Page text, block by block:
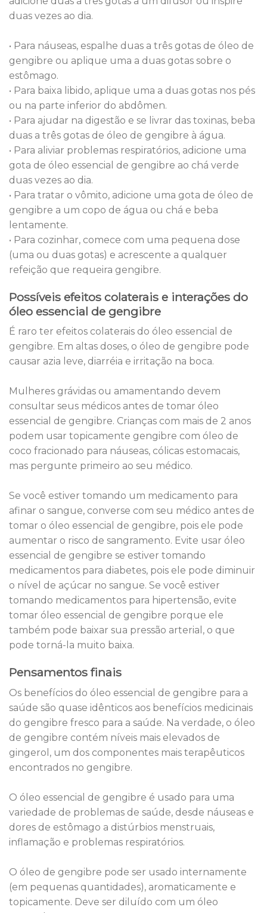
duas vezes ao dia.
• Para náuseas, espalhe duas a três gotas de óleo de
gengibre ou aplique uma a duas gotas sobre o
estômago.
• Para baixa libido, aplique uma a duas gotas nos pés
ou na parte inferior do abdômen.
• Para ajudar na digestão e se livrar das toxinas, beba
duas a três gotas de óleo de gengibre à água.
• Para aliviar problemas respiratórios, adicione uma
gota de óleo essencial de gengibre ao chá verde
duas vezes ao dia.
• Para tratar o vômito, adicione uma gota de óleo de
gengibre a um copo de água ou chá e beba
lentamente.
• Para cozinhar, comece com uma pequena dose
(uma ou duas gotas) e acrescente a qualquer
refeição que requeira gengibre.
Possíveis efeitos colaterais e interações do
óleo essencial de gengibre
É raro ter efeitos colaterais do óleo essencial de
gengibre. Em altas doses, o óleo de gengibre pode
causar azia leve, diarréia e irritação na boca.
Mulheres grávidas ou amamentando devem
consultar seus médicos antes de tomar óleo
essencial de gengibre. Crianças com mais de 2 anos
podem usar topicamente gengibre com óleo de
coco fracionado para náuseas, cólicas estomacais,
mas pergunte primeiro ao seu médico.
Se você estiver tomando um medicamento para
afinar o sangue, converse com seu médico antes de
tomar o óleo essencial de gengibre, pois ele pode
aumentar o risco de sangramento. Evite usar óleo
essencial de gengibre se estiver tomando
medicamentos para diabetes, pois ele pode diminuir
o nível de açúcar no sangue. Se você estiver
tomando medicamentos para hipertensão, evite
tomar óleo essencial de gengibre porque ele
também pode baixar sua pressão arterial, o que
pode torná-la muito baixa.
Pensamentos finais
Os benefícios do óleo essencial de gengibre para a
saúde são quase idênticos aos benefícios medicinais
do gengibre fresco para a saúde. Na verdade, o óleo
de gengibre contém níveis mais elevados de
gingerol, um dos componentes mais terapêuticos
encontrados no gengibre.
O óleo essencial de gengibre é usado para uma
variedade de problemas de saúde, desde náuseas e
dores de estômago a distúrbios menstruais,
inflamação e problemas respiratórios.
O óleo de gengibre pode ser usado internamente
(em pequenas quantidades), aromaticamente e
topicamente. Deve ser diluído com um óleo